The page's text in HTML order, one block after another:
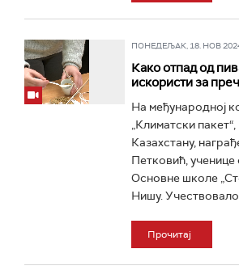
ПОНЕДЕЉАК, 18. НОВ
Како отпад од
искористи за
На међународној
„Климатски
Казахстану,
Петковић,
Основне школе
Нишу.
Прочитај